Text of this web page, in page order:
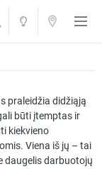
ŠVIESOS KONTAKTAI
praleidžia didžiąją
būti įtemptas ir
kiekvieno
Viena iš jų – tai
daugelis darbuotojų